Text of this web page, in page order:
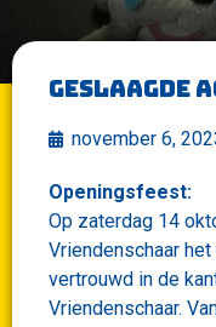
Geslaagde
november 6,
Openingsfeest:
Op zaterdag 14
Vriendenschaar
vertrouwd in de
Vriendenschaar.